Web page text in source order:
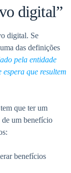
digital”
digital. Se
das definições
pela entidade
espera que resultem
que ter um
de um benefício
benefícios